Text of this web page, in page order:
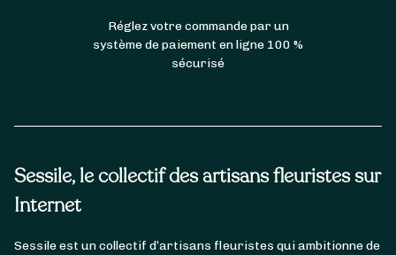
Sessile, le collectif des artisans fleuristes sur
Internet
Sessile est un collectif d’artisans fleuristes qui ambitionne de
Réglez votre commande par un
système de paiement en ligne 100 %
sécurisé